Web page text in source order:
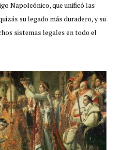
Napoleónico, que unificó las
su legado más duradero, y su
sistemas legales en todo el